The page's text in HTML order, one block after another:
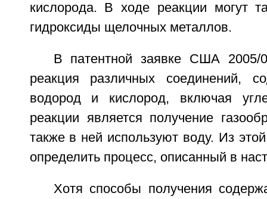
кислорода. В ходе реакции могут
гидроксиды щелочных металлов.
В патентной заявке США 2005/
реакция различных соединений,
водород и кислород, включая
реакции является получение
также в ней используют воду. Из
определить процесс, описанный в
Хотя способы получения